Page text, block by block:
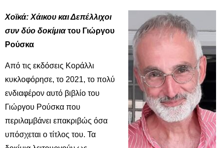
Χοϊκά: Χάικου και Δεπέλλιχοι
συν δύο δοκίμιατου Γιώργου
Ρούσκα
Από τις εκδόσεις Κοράλλι
κυκλοφόρησε, το 2021, το πολύ
ενδιαφέρον αυτό βιβλίο του
Γιώργου Ρούσκα που
περιλαμβάνει επακριβώς όσα
υπόσχεται ο τίτλος του. Τα